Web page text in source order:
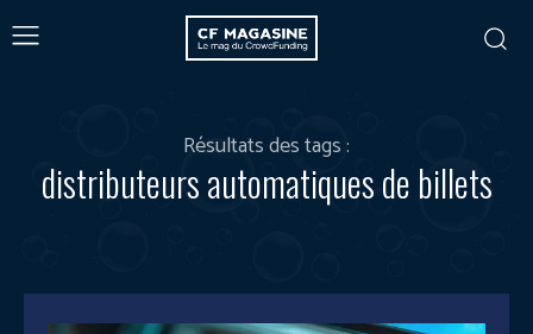
Résultats des tags :
distributeurs automatiques de billets